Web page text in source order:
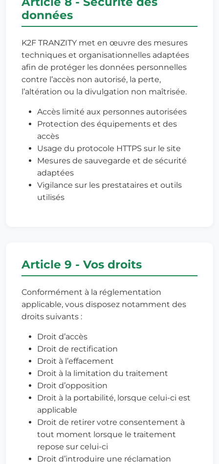
données
K2F TRANZITY met en œuvre des mesures
techniques et organisationnelles adaptées
afin de protéger les données personnelles
contre l’accès non autorisé, la perte,
l’altération ou la divulgation non maîtrisée.
Accès limité aux personnes autorisées
Protection des équipements et des
accès
Usage du protocole HTTPS sur le site
Mesures de sauvegarde et de sécurité
adaptées
Vigilance sur les prestataires et outils
utilisés
Article 9 - Vos droits
Conformément à la réglementation
applicable, vous disposez notamment des
droits suivants :
Droit d’accès
Droit de rectification
Droit à l’effacement
Droit à la limitation du traitement
Droit d’opposition
Droit à la portabilité, lorsque celui-ci est
applicable
Droit de retirer votre consentement à
tout moment lorsque le traitement
repose sur celui-ci
Droit d’introduire une réclamation